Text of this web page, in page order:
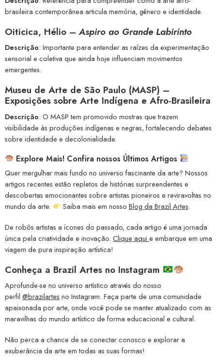
brasileira contemporânea articula memória, gênero e identidade.
Oiticica, Hélio –Aspiro ao Grande Labirinto
Descrição: Importante para entender as raízes da experimentação
sensorial e coletiva que ainda hoje influenciam movimentos
emergentes.
Museu de Arte de São Paulo (MASP) –
Exposições sobre Arte Indígena e Afro-Brasileira
Descrição: O MASP tem promovido mostras que trazem
visibilidade às produções indígenas e negras, fortalecendo debates
sobre identidade e decolonialidade.
Explore Mais! Confira nossos Últimos Artigos
Quer mergulhar mais fundo no universo fascinante da arte? Nossos
artigos recentes estão repletos de histórias surpreendentes e
descobertas emocionantes sobre artistas pioneiros e reviravoltas no
mundo da arte.
Saiba mais em nosso Blog da Brazil Artes.
De robôs artistas a ícones do passado, cada artigo é uma jornada
única pela criatividade e inovação. Clique aqui e embarque em uma
viagem de pura inspiração artística!
Conheça a Brazil Artes no Instagram
Aprofunde-se no universo artístico através do nosso
perfil @brazilartes no Instagram. Faça parte de uma comunidade
apaixonada por arte, onde você pode se manter atualizado com as
maravilhas do mundo artístico de forma educacional e cultural.
Não perca a chance de se conectar conosco e explorar a
exuberância da arte em todas as suas formas!